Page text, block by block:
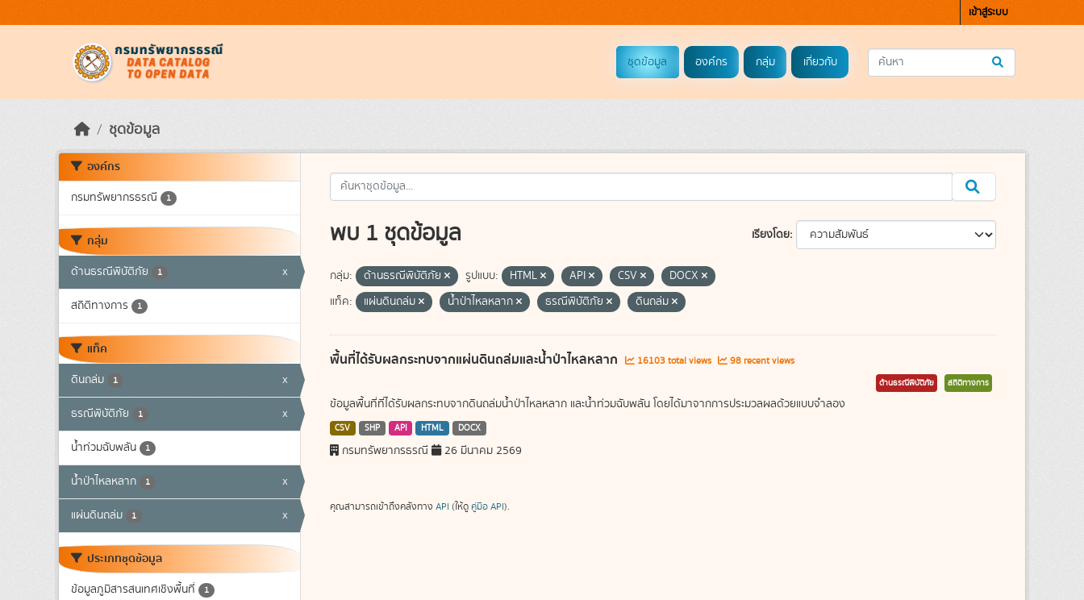
เข้าสู่ระบบ
ชุดข้อมูล องค์กร กลุ่ม เกี่ยวกับ
ชุดข้อมูล
องค์กร
กรมทรัพยากรธรณี 1
กลุ่ม
ด้านธรณีพิบัติภัย 1 x
สถิติทางการ 1
แท็ค
ดินถล่ม 1 x
ธรณีพิบัติภัย 1 x
น้ำท่วมฉับพลัน 1
น้ำป่าไหลหลาก 1 x
แผ่นดินถล่ม 1 x
ประเภทชุดข้อมูล
ข้อมูลภูมิสารสนเทศเชิงพื้นที่ 1
เรียงโดย
พบ 1 ชุดข้อมูล
กลุ่ม: ด้านธรณีพิบัติภัย รูปแบบ: HTML API CSV
DOCX
แท็ค:
แผ่นดินถล่ม น้ำป่าไหลหลาก ธรณีพิบัติภัย ดินถล่ม
พื้นที่ได้รับผลกระทบจากแผ่นดินถล่มและน้ำป่าไหลหลาก 16103 total views 98 recent views
ด้านธรณีพิบัติภัย สถิติทางการ
ข้อมูลพื้นที่ที่ได้รับผลกระทบจากดินถล่มน้ำป่าไหลหลาก และน้ำท่วมฉับพลัน โดยได้มาจากการประมวลผลด้วยแบบจำลอง
CSV SHP API HTML DOCX
กรมทรัพยากรธรณี 26 มีนาคม 2569
คุณสามารถเข้าถึงคลังทาง API (ให้ดู คู่มือ API).